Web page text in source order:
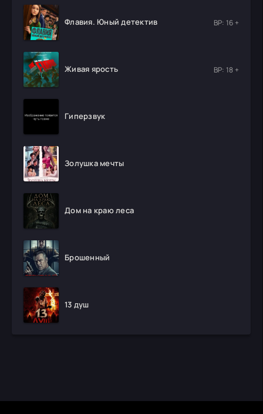
Флавия. Юный детектив ВР: 16 +
Живая ярость ВР: 18 +
Гиперзвук
Золушка мечты
Дом на краю леса
Брошенный
13 душ